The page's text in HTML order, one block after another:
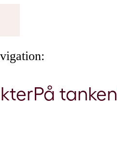
På tanken